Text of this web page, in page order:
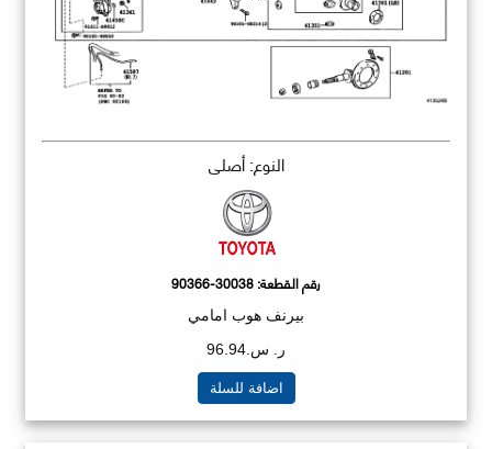
النوع: أصلي
رقم القطعة:90366-30038
بيرنف هوب امامي
ر. س.96.94
اضافة للسلة